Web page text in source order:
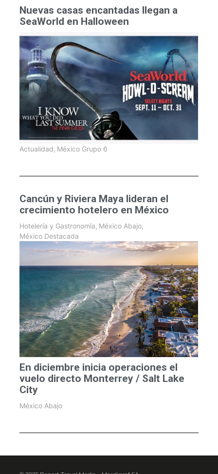
Nuevas casas encantadas llegan a
SeaWorld en Halloween
Actualidad, México Grupo 6
Cancún y Riviera Maya lideran el
crecimiento hotelero en México
Hotelería y Gastronomía, México Abajo,
México Destacada
En diciembre inicia operaciones el
vuelo directo Monterrey / Salt Lake
City
México Abajo